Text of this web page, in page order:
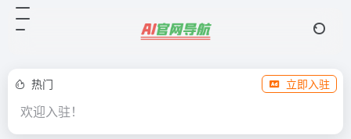
热门 立即入驻
欢迎入驻！